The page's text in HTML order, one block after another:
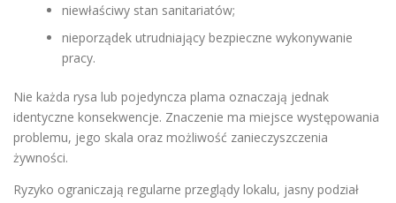
niewłaściwy stan sanitariatów;
nieporządek utrudniający bezpieczne wykonywanie
pracy.
Nie każda rysa lub pojedyncza plama oznaczają jednak
identyczne konsekwencje. Znaczenie ma miejsce występowania
problemu, jego skala oraz możliwość zanieczyszczenia
żywności.
Ryzyko ograniczają regularne przeglądy lokalu, jasny podział